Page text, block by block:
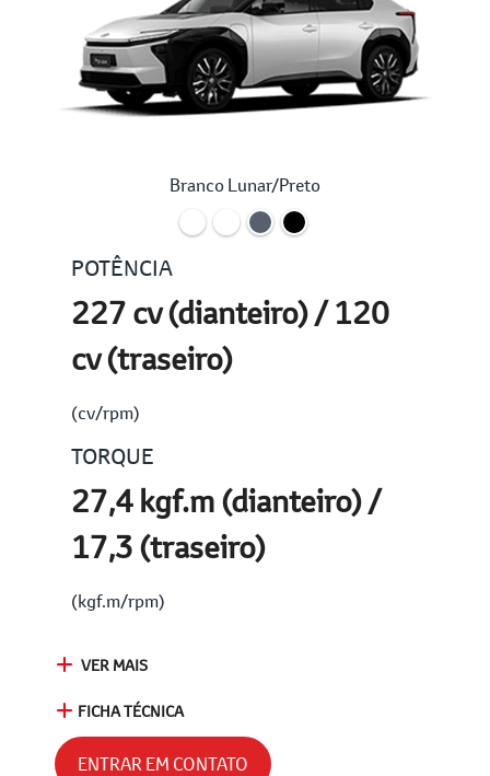
Branco Lunar/Preto
POTÊNCIA
227 cv (dianteiro) / 120
cv (traseiro)
(cv/rpm)
TORQUE
27,4 kgf.m (dianteiro) /
17,3 (traseiro)
(kgf.m/rpm)
VER MAIS
FICHA TÉCNICA
ENTRAR EM CONTATO